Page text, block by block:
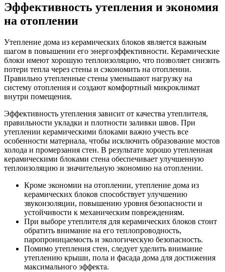
Эффективность утепления и экономия
на отоплении
Утепление дома из керамических блоков является важным
шагом в повышении его энергоэффективности. Керамические
блоки имеют хорошую теплоизоляцию, что позволяет снизить
потери тепла через стены и сэкономить на отоплении.
Правильно утепленные стены уменьшают нагрузку на
систему отопления и создают комфортный микроклимат
внутри помещения.
Эффективность утепления зависит от качества утеплителя,
правильности укладки и плотности заливки швов. При
утеплении керамическими блоками важно учесть все
особенности материала, чтобы исключить образование мостов
холода и промерзания стен. В результате хорошо утепленная
керамическими блоками стена обеспечивает улучшенную
теплоизоляцию и значительную экономию на отоплении.
Кроме экономии на отоплении, утепление дома из
керамических блоков способствует улучшению
звукоизоляции, повышению уровня безопасности и
устойчивости к механическим повреждениям.
При выборе утеплителя для керамических блоков стоит
обратить внимание на его теплопроводность,
паропроницаемость и экологическую безопасность.
Помимо утепления стен, следует уделить внимание
утеплению крыши, пола и фасада дома для достижения
максимального эффекта.